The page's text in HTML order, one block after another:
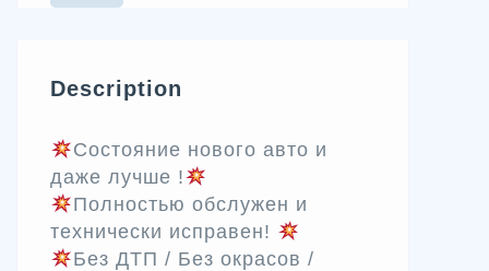
Description
Состояние нового авто и
даже лучше !
Полностью обслужен и
технически исправен!
Без ДТП / Без окрасов /